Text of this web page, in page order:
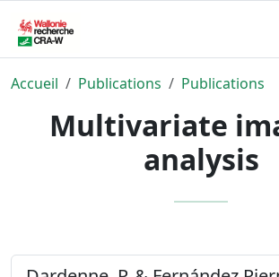
Accueil Publications Publications
Multivariate
analysis